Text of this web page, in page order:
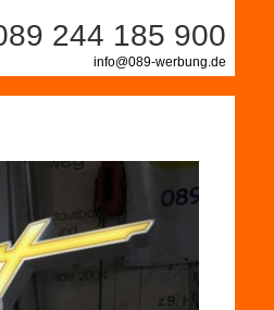
244 185 900
info@089-werbung.de